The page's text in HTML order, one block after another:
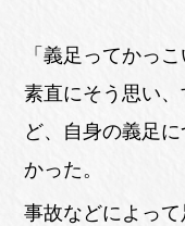
「義足ってかっこ
素直にそう思い
ど、自身の義足
かった。
事故などによっ